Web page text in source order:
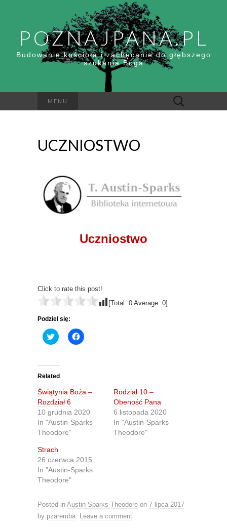
POZNAJPANA.PL
Budowanie kościoła i zachęcanie do głębszego
szukania Boga
MENU Szukaj:
UCZNIOSTWO
Uczniostwo
Click to rate this post!
[Total: 0 Average: 0]
Podziel się:
C
l
t
o
s
a
r
e
o
n
T
w
t
t
e
r
(
O
n
s
i
n
C
l
a
e
o
n
F
o
o
k
e
n
s
i
Related
Świątynia Boża –
Rozdział 6
10 grudnia 2020
In "Austin-Sparks
Theodore"
Rodział 10 –
Obeność Pana
6 listopada 2020
In "Austin-Sparks
Theodore"
Strach
26 czerwca 2015
In "Austin-Sparks
Theodore"
Posted in Austin-Sparks Theodore on 7 lipca 2017
by pzaremba Leave a comment